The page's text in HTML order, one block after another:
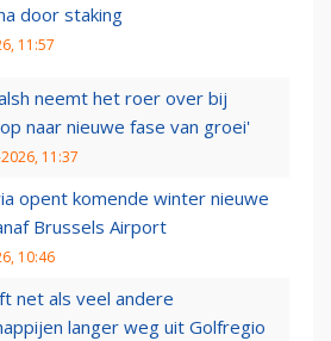
door staking
11:57
neemt het roer over bij
naar nieuwe fase van groei'
11:37
opent komende winter nieuwe
Brussels Airport
10:46
net als veel andere
langer weg uit Golfregio